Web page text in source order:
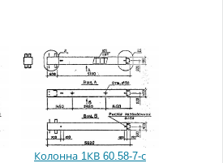
Колонна 1КВ 60.58-7-с